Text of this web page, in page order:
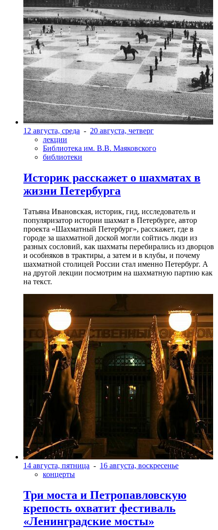
12 августа, среда - 20 августа, четверг
лекции
Библиотека им. В.В. Маяковского
библиотеки
Историк расскажет о шахматах в
жизни Петербурга
Татьяна Ивановская, историк, гид, исследователь и
популяризатор истории шахмат в Петербурге, автор
проекта «Шахматный Петербург», расскажет, где в
городе за шахматной доской могли сойтись люди из
разных сословий, как шахматы перебирались из дворцов
и особняков в трактиры, а затем и в клубы, и почему
шахматной столицей России стал именно Петербург. А
на другой лекции посмотрим на шахматную партию как
на текст.
14 августа, пятница - 16 августа, воскресенье
концерты
Три моста и Петропавловскую
крепость охватит фестиваль
«Ленинградские мосты»